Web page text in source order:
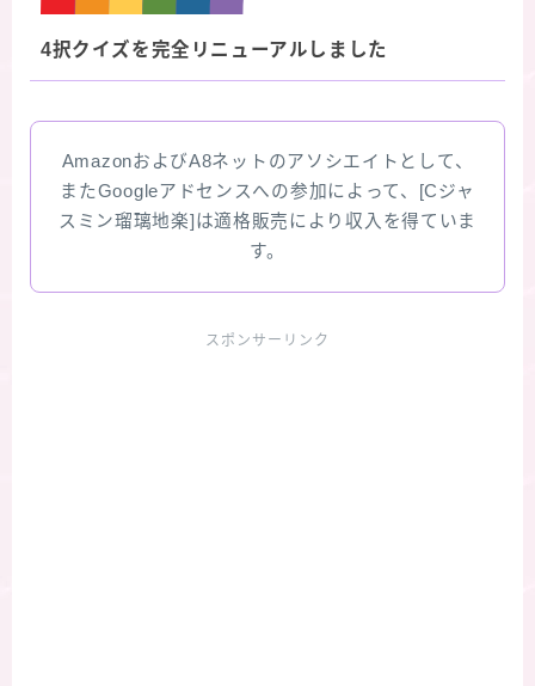
4択クイズを完全リニューアルしました
AmazonおよびA8ネットのアソシエイトとして、
またGoogleアドセンスへの参加によって、[Cジャ
スミン瑠璃地楽]は適格販売により収入を得ていま
す。
スポンサーリンク